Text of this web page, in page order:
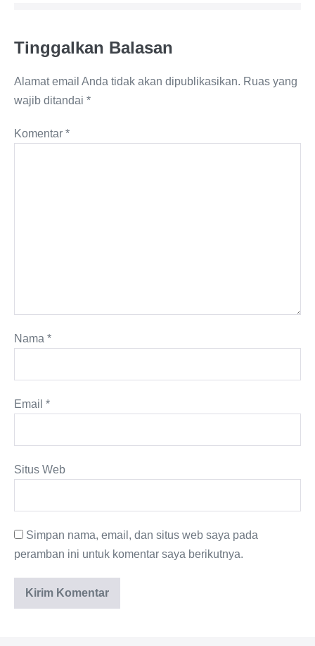
Tinggalkan Balasan
Alamat email Anda tidak akan dipublikasikan. Ruas yang
wajib ditandai *
Komentar *
Nama *
Email *
Situs Web
Simpan nama, email, dan situs web saya pada
peramban ini untuk komentar saya berikutnya.